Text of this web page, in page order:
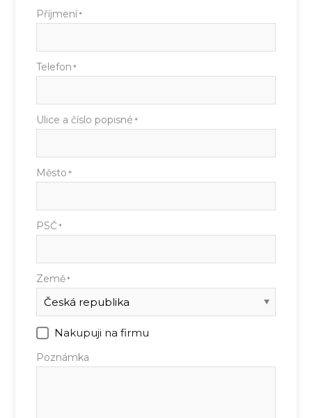
Příjmení*
Telefon *
Ulice a číslo popisné *
Město *
PSČ *
Země*
Nakupuji na firmu
Poznámka